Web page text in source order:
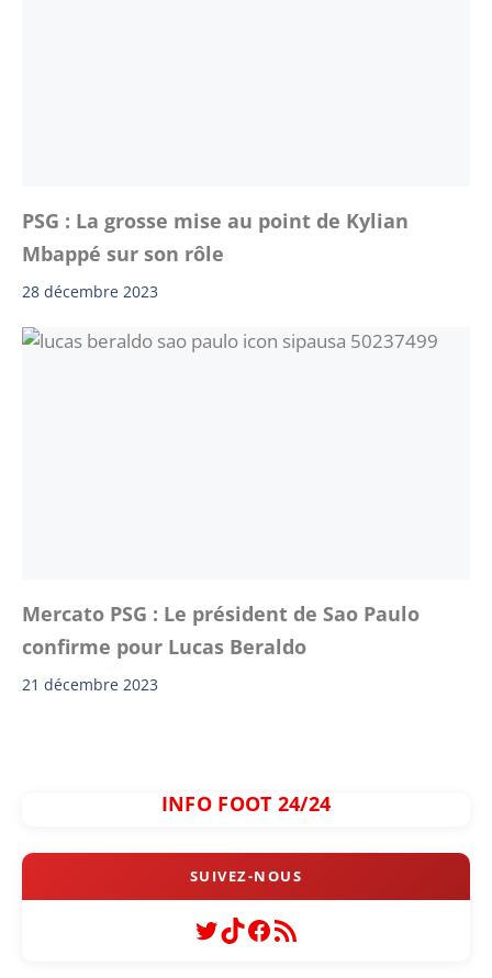
PSG : La grosse mise au point de Kylian
Mbappé sur son rôle
28 décembre 2023
Mercato PSG : Le président de Sao Paulo
confirme pour Lucas Beraldo
21 décembre 2023
INFO FOOT 24/24
Twitter
TikTok
Facebook
Flux RSS